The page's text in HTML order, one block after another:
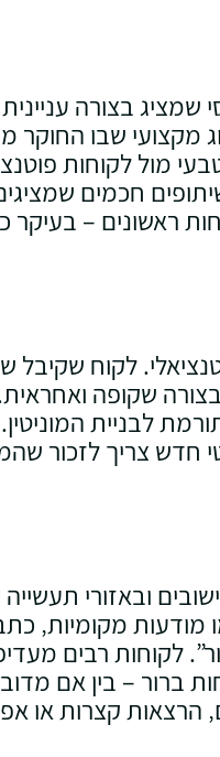
שמציג בצורה
מקצועי שבו
מול לקוחות
חכמים
ראשונים – בעיקר
לקוח שקיבל
שקופה ואחראית.
לבניית
צריך לזכור
ובאזורי
מקומיות‚
לקוחות רבים
ברור – בין אם
קצרות או